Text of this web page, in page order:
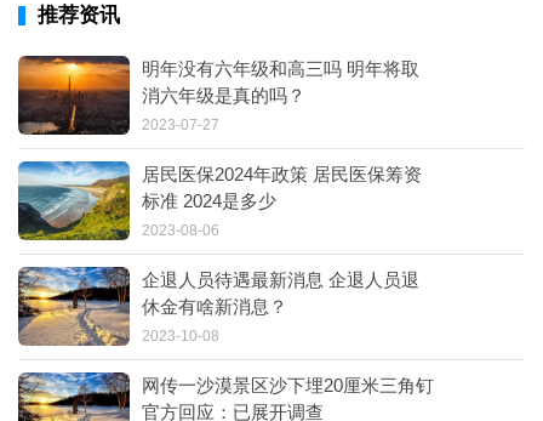
推荐资讯
明年没有六年级和高三吗 明年将取
消六年级是真的吗？
2023-07-27
居民医保2024年政策 居民医保筹资
标准 2024是多少
2023-08-06
企退人员待遇最新消息 企退人员退
休金有啥新消息？
2023-10-08
网传一沙漠景区沙下埋20厘米三角钉
官方回应：已展开调查